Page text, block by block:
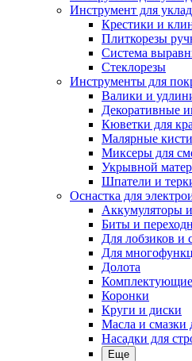
Инструмент для
Крестики и
Плиткорезы
Система
Стеклорезы
Инструменты для
Валики и
Декоративные
Кюветки для
Малярные кисти
Миксеры для
Укрывной
Шпатели и
Оснастка для
Аккумуляторы
Биты и
Для лобзиков и
Для
Долота
Комплектующие
Коронки
Круги и диски
Масла и смазки
Насадки для
Еще